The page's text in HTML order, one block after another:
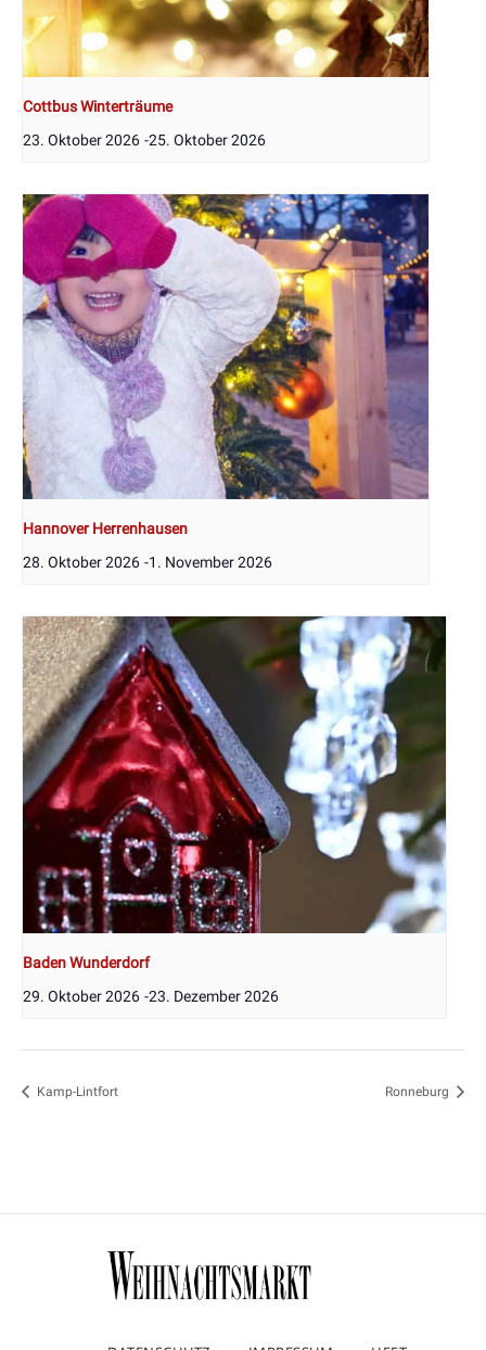
Cottbus Winterträume
23. Oktober 2026 -25. Oktober 2026
Hannover Herrenhausen
28. Oktober 2026 -1. November 2026
Baden Wunderdorf
29. Oktober 2026 -23. Dezember 2026
Kamp-Lintfort Ronneburg